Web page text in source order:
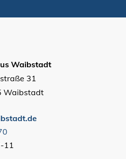
Waibstadt
31
Waibstadt
11